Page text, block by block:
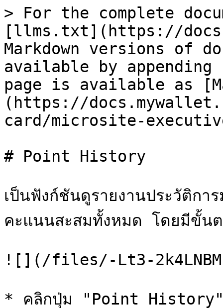
> For the complete
[llms.txt](https://
Markdown versions of
available by
page is available as
(https://
card/microsite-
# Point History
เป็นฟังก์ชันดูรายงานประวัติก
คะแนนสะสมทั้งหมด โดยมีขั้น
![](/files/-Lt3-
* คลิกปุ่ม "Point